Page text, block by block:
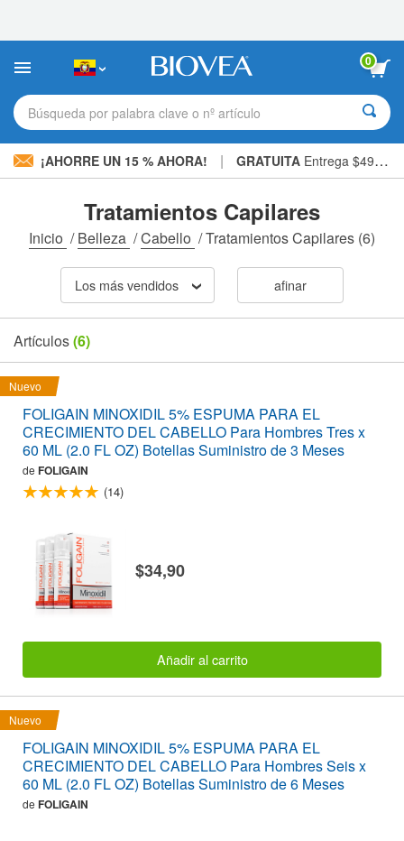
sitio
incluye
sistema
de
0
Búsqueda por palabra clave o nº artículo
¡AHORRE UN 15 % AHORA! | GRATUITA Entrega $49,00 »
Tratamientos Capilares
Inicio /Belleza /Cabello /Tratamientos Capilares (6)
Los más vendidos afinar
Artículos(6)
Nuevo
FOLIGAIN MINOXIDIL 5% ESPUMA PARA EL
CRECIMIENTO DEL CABELLO Para Hombres Tres x
60 ML (2.0 FL OZ) Botellas Suministro de 3 Meses
de FOLIGAIN
(14)
$34,90
Añadir al carrito
Nuevo
FOLIGAIN MINOXIDIL 5% ESPUMA PARA EL
CRECIMIENTO DEL CABELLO Para Hombres Seis x
60 ML (2.0 FL OZ) Botellas Suministro de 6 Meses
de FOLIGAIN